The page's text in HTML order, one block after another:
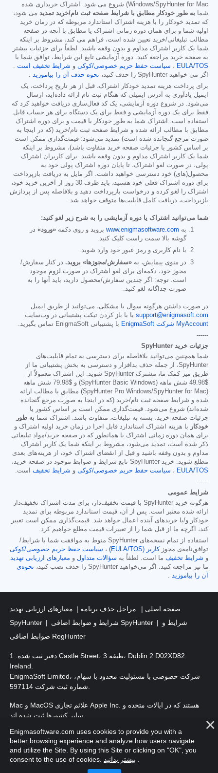
Windows/SpyHunter for Mac) شروع می شود. اشتراک خریداری شده
شما به طور خودکار مطابق با شرایط صفحه ثبت نام/خرید تمدید می شود،
که تمدید خودکار را با هزینه اشتراک استاندارد مربوطه که در زمان خرید
اولیه شما و برای همان دوره زمانی اشتراک یا مطابق با آنچه در صفحه
مطالب تبلیغاتی/خرید تعیین شده است، فراهم می کند، مشروط بر اینکه
شما یک کاربر اشتراک مداوم و بدون وقفه باشید. لطفاً برای جزئیات بیشتر
به صفحه خرید مراجعه کنید. دوره آزمایشی تابع این شرایط، توافق شما با
EULA/TOS ، سیاست حفظ حریم خصوصی/کوکی و شرایط تخفیف است .
اگر می خواهید SpyHunter را حذف کنید،
نحوه حذف آن را بیاموزید .
برای پرداخت هزینه تمدید خودکار اشتراک، قبل از هر تاریخ پرداخت، یک
ایمیل یادآوری به آدرس ایمیلی که هنگام ثبت نام ارائه داده‌اید، ارسال
می‌شود. در شروع دوره آزمایشی، یک کد فعال‌سازی دریافت خواهید کرد که
فقط برای یک دوره آزمایشی و فقط برای یک دستگاه برای هر حساب قابل
استفاده است. اشتراک شما به طور خودکار با قیمت و برای دوره اشتراک
مطابق با مطالب ارائه شده و شرایط صفحه ثبت نام/خرید (که در اینجا به
صورت مرجع گنجانده شده است) تمدید می‌شود؛ قیمت‌گذاری ممکن است
بر اساس کشور یا جزئیات صفحه خرید متفاوت باشد)، مشروط بر اینکه
شما یک کاربر اشتراک مداوم و بدون وقفه باشید. برای کاربران اشتراک
پولی، در صورت لغو اشتراک، تا پایان دوره اشتراک پولی خود به
محصول(های) خود دسترسی خواهید داشت. اگر مایل به دریافت بازپرداخت
برای دوره اشتراک فعلی خود هستید، باید ظرف 30 روز از آخرین خرید خود،
اشتراک را لغو کرده و درخواست بازپرداخت دهید و بلافاصله پس از پردازش
بازپرداخت، دریافت کامل قابلیت‌ها متوقف خواهد شد.
شما می‌توانید اشتراک یا دوره آزمایشی را به شرح زیر لغو کنید:
به www.enigmasoftware.com بروید و روی دکمه «ورود» در
گوشه بالا سمت راست کلیک کنید.
با نام کاربری و رمز عبور خود وارد شوید.
در منوی پیمایش، به «سفارش/مجوزها» بروید. در کنار سفارش/
مجوز خود، دکمه‌ای برای لغو اشتراک در صورت لزوم موجود
است. توجه: اگر چندین سفارش/محصول دارید، باید آنها را به
صورت جداگانه لغو کنید.
در صورت داشتن هرگونه سوال یا مشکلی، می‌توانید از طریق ایمیل
support@enigmasoft.com یا با باز کردن تیکت پشتیبانی در وب‌سایت
MyAccount شرکت EnigmaSoft
با پشتیبانی EnigmaSoft تماس بگیرید.
------
جزئیات خرید SpyHunter
شما همچنین می‌توانید بلافاصله برای دسترسی به تمام قابلیت‌های
SpyHunter، از جمله حذف بدافزار و دسترسی به بخش پشتیبانی ما از
طریق میز کمک ما، مشترک SpyHunter شوید. این اشتراک معمولاً از
$49.98
شش ماهه (SpyHunter Basic Windows) و $79.98
شش ماهه
(SpyHunter Pro Windows/SpyHunter for Mac) مطابق با مطالب ارائه
شده و شرایط صفحه ثبت نام/خرید (که در اینجا به صورت مرجع گنجانده
شده‌اند) شروع می‌شود. قیمت‌گذاری ممکن است بر اساس کشور یا
جزئیات صفحه خرید، بسته به تبلیغات، متفاوت باشد. اشتراک شما به طور
خودکار
با هزینه اشتراک استاندارد قابل اجرا در زمان خرید اولیه اشتراک و
برای همان دوره زمانی اشتراک یا همانطور که در صفحه خرید/مواد تبلیغاتی
ذکر شده است، تمدید می‌شود، مشروط بر اینکه شما یک کاربر اشتراک
مداوم و بدون وقفه باشید و قبل از انقضای اشتراک خود، از هزینه‌های بعدی
مطلع شوید. خرید SpyHunter تابع شرایط و ضوابط موجود در صفحه خرید،
EULA/TOS ، سیاست حفظ حریم خصوصی/کوکی و شرایط تخفیف است.
------
شرایط عمومی
هرگونه خرید SpyHunter با قیمت تخفیف‌دار، برای مدت اشتراک تخفیف‌دار
ارائه شده معتبر است. پس از آن، قیمت استاندارد مربوطه برای تمدید
خودکار و/یا خریدهای آینده اعمال خواهد شد. قیمت‌گذاری ممکن است تغییر
کند، اگرچه ما از قبل شما را از تغییرات قیمت مطلع خواهیم کرد.
استفاده از تمام نسخه‌های SpyHunter منوط به موافقت شما با شرایط/
توافق‌نامه‌ی مجوزکاربر (EULA/TOS) ، سیاست حفظ حریم خصوصی/کوکی
و شرایط تخفیف ما است. لطفاً به سؤالات متداول و معیارهای ارزیابی تهدید
ما نیز مراجعه کنید. اگر می‌خواهید SpyHunter را حذف نصب کنید،
نحوه‌ی
آن را بیاموزید
صفحه اصلی مراحل حذف برنامه
معیارهای ارزیابی تهدید
SpyHunter
شرایط و ضوابط اضافی SpyHunter
شرایط و
ضوابط اضافی RegHunter
دفتر ثبت شده: 1 Castle Street، طبقه 3، Dublin 2 D02XD82
Ireland.
EnigmaSoft Limited، شرکت خصوصی با مسئولیت محدود با سهام،
شماره ثبت شرکت 597114.
Mac و MacOS علائم تجاری Apple Inc. هستند که در ایالات متحده و
حق چاپ 2016- 2026
Enigmasoftware.com uses cookies to provide you with a
better browsing experience and analyze how users navigate
and utilize the Site. By using this Site or clicking on "OK", you
consent to the use of cookies.
بیشتر بدانید